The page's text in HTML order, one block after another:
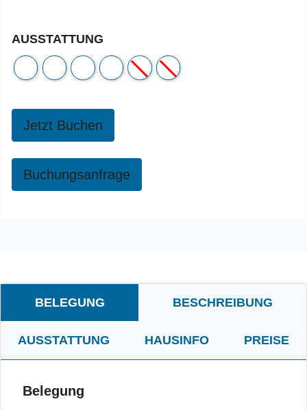
AUSSTATTUNG
Jetzt Buchen
Buchungsanfrage
BELEGUNG BESCHREIBUNG
AUSSTATTUNG HAUSINFO PREISE
Belegung